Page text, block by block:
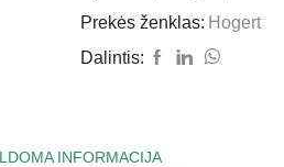
Prekės ženklas: Hogert
Dalintis:
INFORMACIJA